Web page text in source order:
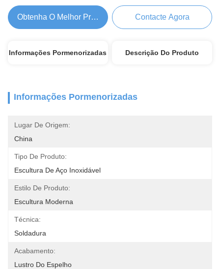
Obtenha O Melhor Preço Contacte Agora
Informações Pormenorizadas Descrição Do Produto
Informações Pormenorizadas
Lugar De Origem:
China
Tipo De Produto:
Escultura De Aço Inoxidável
Estilo De Produto:
Escultura Moderna
Técnica:
Soldadura
Acabamento:
Lustro Do Espelho